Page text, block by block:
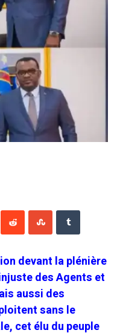
devant la plénière
des Agents et
aussi des
sans le
cet élu du peuple